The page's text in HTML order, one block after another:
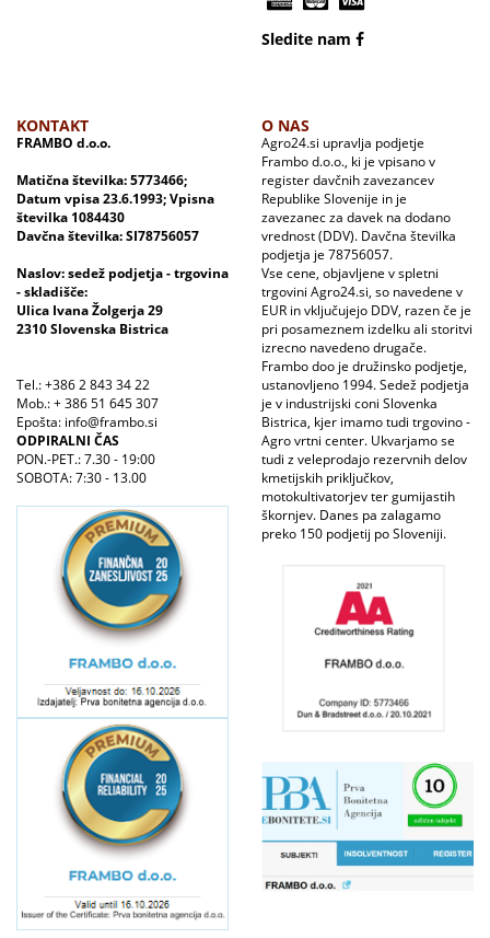
Sledite nam
KONTAKT
FRAMBO d.o.o.
Matična številka: 5773466;
Datum vpisa 23.6.1993; Vpisna
številka 1084430
Davčna številka: SI78756057
Naslov: sedež podjetja - trgovina
- skladišče:
Ulica Ivana Žolgerja 29
2310 Slovenska Bistrica
Tel.: +386 2 843 34 22
Mob.: + 386 51 645 307
Epošta: info@frambo.si
ODPIRALNI ČAS
PON.-PET.: 7.30 - 19:00
SOBOTA: 7:30 - 13.00
O NAS
Agro24.si upravlja podjetje
Frambo d.o.o., ki je vpisano v
register davčnih zavezancev
Republike Slovenije in je
zavezanec za davek na dodano
vrednost (DDV). Davčna številka
podjetja je 78756057.
Vse cene, objavljene v spletni
trgovini Agro24.si, so navedene v
EUR in vključujejo DDV, razen če je
pri posameznem izdelku ali storitvi
izrecno navedeno drugače.
Frambo doo je družinsko podjetje,
ustanovljeno 1994. Sedež podjetja
je v industrijski coni Slovenka
Bistrica, kjer imamo tudi trgovino -
Agro vrtni center. Ukvarjamo se
tudi z veleprodajo rezervnih delov
kmetijskih priključkov,
motokultivatorjev ter gumijastih
škornjev. Danes pa zalagamo
preko 150 podjetij po Sloveniji.